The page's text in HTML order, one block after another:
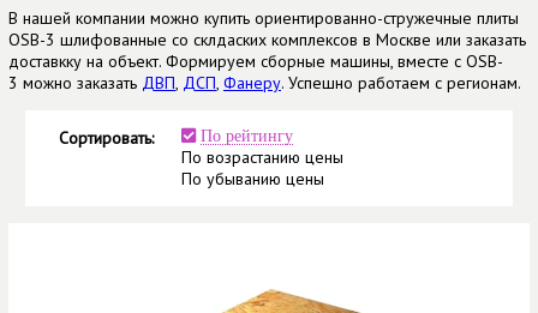
В нашей компании можно купить ориентированно-стружечные плиты
OSB-3 шлифованные со склдаских комплексов в Москве или заказать
доставкку на объект. Формируем сборные машины, вместе с OSB-
3 можно заказать ДВП, ДСП, Фанеру. Успешно работаем с регионам.
Сортировать: По рейтингу
По возрастанию цены
По убыванию цены